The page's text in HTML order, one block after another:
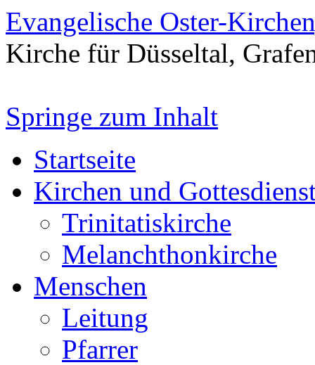
Evangelische Oster-
Kirche für Düsseltal,
Springe zum Inhalt
Startseite
Kirchen und
Trinitatiskirche
Melanchthonkirche
Menschen
Leitung
Pfarrer